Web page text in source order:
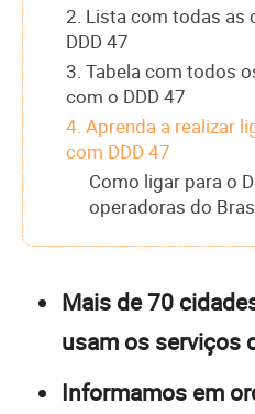
2. Lista com todas as
DDD 47
3. Tabela com todos
com o DDD 47
4. Aprenda a realizar
com DDD 47
Como ligar para o
operadoras do
Mais de 70
usam os serviços
Informamos em